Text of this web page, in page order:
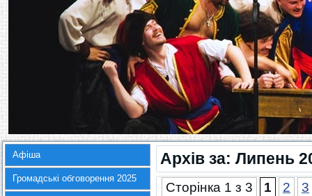
Афіша
Громадські обговорення 2025
Архів за: Липень
Сторінка 1 з 3 1 2 3